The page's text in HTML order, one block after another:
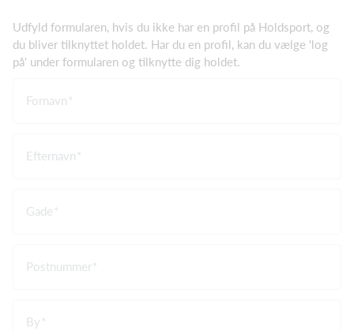
Udfyld formularen, hvis du ikke har en profil på Holdsport, og
du bliver tilknyttet holdet. Har du en profil, kan du vælge 'log
på' under formularen og tilknytte dig holdet.
Fornavn
Efternavn
Gade
Postnummer
By